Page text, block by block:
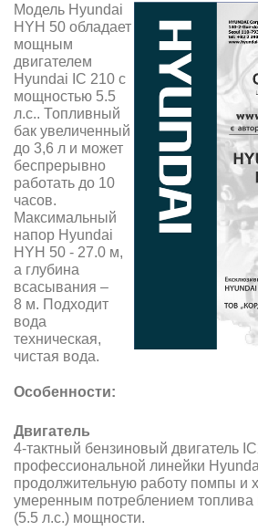
Модель Hyundai
HYH 50 обладает
мощным
двигателем
Hyundai IC 210 с
мощностью 5.5
л.с.. Топливный
бак увеличенный
до 3,6 л и может
беспрерывно
работать до 10
часов.
Максимальный
напор Hyundai
HYH 50 - 27.0 м,
а глубина
всасывания –
8 м. Подходит
вода
техническая,
чистая вода.
Особенности:
Двигатель
4-тактный бензиновый двигатель
профессиональной линейки
продолжительную работу помпы и
умеренным потреблением топлива
(5.5 л.с.) мощности.